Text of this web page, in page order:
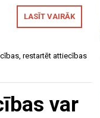
LASĪT VAIRĀK
restartēt attiecības
var